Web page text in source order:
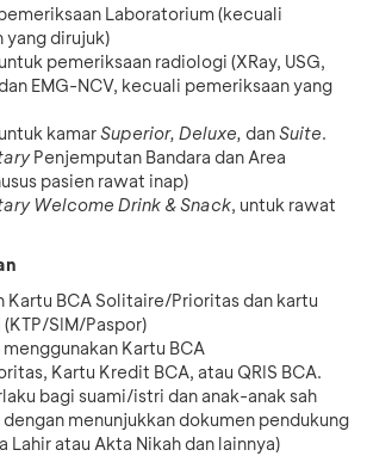
Laboratorium (kecuali
yang dirujuk)
pemeriksaan radiologi (XRay, USG,
EMG-NCV, kecuali pemeriksaan yang
kamarSuperior, Deluxe, danSuite.
Penjemputan Bandara dan Area
pasien rawat inap)
Welcome Drink & Snack, untuk rawat
Kartu BCA Solitaire/Prioritas dan kartu
SIM/Paspor)
Kartu BCA
Kartu Kredit BCA, atau QRIS BCA.
bagi suami/istri dan anak-anak sah
dengan menunjukkan dokumen pendukung
Lahir atau Akta Nikah dan lainnya)